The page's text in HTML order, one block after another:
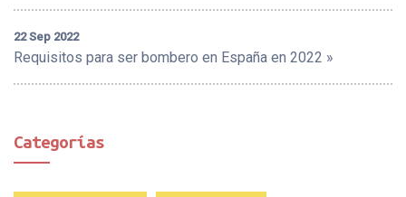
22 Sep 2022
Requisitos para ser bombero en España en 2022 »
Categorías